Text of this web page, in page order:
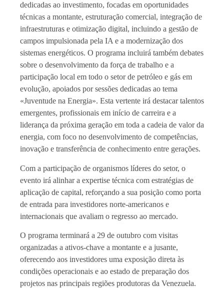
dedicadas ao investimento, focadas em oportunidades
técnicas a montante, estruturação comercial, integração de
infraestruturas e otimização digital, incluindo a gestão de
campos impulsionada pela IA e a modernização dos
sistemas energéticos. O programa incluirá também debates
sobre o desenvolvimento da força de trabalho e a
participação local em todo o setor de petróleo e gás em
evolução, apoiados por sessões dedicadas ao tema
«Juventude na Energia». Esta vertente irá destacar talentos
emergentes, profissionais em início de carreira e a
liderança da próxima geração em toda a cadeia de valor da
energia, com foco no desenvolvimento de competências,
inovação e transferência de conhecimento entre gerações.
Com a participação de organismos líderes do setor, o
evento irá alinhar a expertise técnica com estratégias de
aplicação de capital, reforçando a sua posição como porta
de entrada para investidores norte-americanos e
internacionais que avaliam o regresso ao mercado.
O programa terminará a 29 de outubro com visitas
organizadas a ativos-chave a montante e a jusante,
oferecendo aos investidores uma exposição direta às
condições operacionais e ao estado de preparação dos
projetos nas principais regiões produtoras da Venezuela.